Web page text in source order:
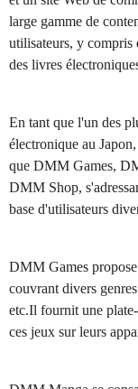
large gamme de
utilisateurs, y compris
des livres
En tant que l'un des
électronique au
que DMM Games,
DMM Shop,
base d'utilisateurs
DMM Games
couvrant divers
etc.Il fournit une
ces jeux sur leurs